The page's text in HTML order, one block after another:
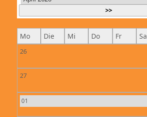
>>
Mo Die Mi Do Fr Sa
26
27
01